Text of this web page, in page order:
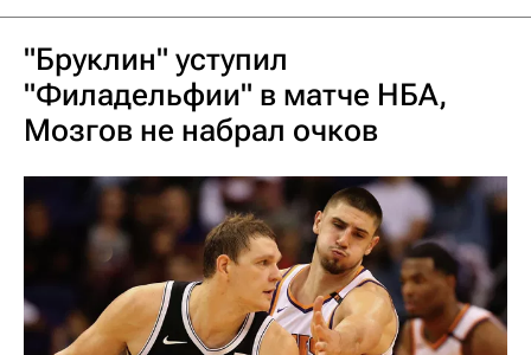
"Бруклин" уступил
"Филадельфии" в матче НБА,
Мозгов не набрал очков